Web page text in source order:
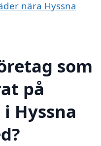
nära Hyssna
som
på
Hyssna